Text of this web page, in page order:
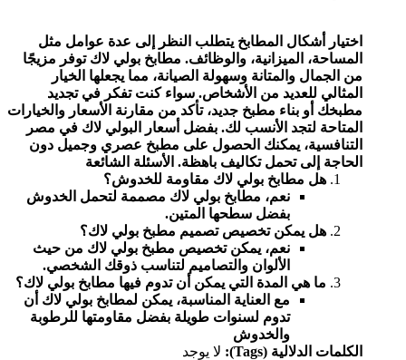
اختيار أشكال المطابخ يتطلب النظر إلى عدة عوامل مثل
المساحة، الميزانية، والوظائف. مطابخ بولي لاك توفر مزيجًا
من الجمال والمتانة وسهولة الصيانة، مما يجعلها الخيار
المثالي للعديد من الأشخاص. سواء كنت تفكر في تجديد
مطبخك أو بناء مطبخ جديد، تأكد من مقارنة الأسعار والخيارات
المتاحة لتجد الأنسب لك. بفضل أسعار البولي لاك في مصر
التنافسية، يمكنك الحصول على مطبخ عصري وجميل دون
الحاجة إلى تحمل تكاليف باهظة. الأسئلة الشائعة
هل مطابخ بولي لاك مقاومة للخدوش؟
نعم، مطابخ بولي لاك مصممة لتحمل الخدوش
بفضل سطحها المتين.
هل يمكن تخصيص تصميم مطبخ بولي لاك؟
نعم، يمكن تخصيص مطبخ بولي لاك من حيث
الألوان والتصاميم لتناسب ذوقك الشخصي.
ما هي المدة التي يمكن أن تدوم فيها مطابخ بولي لاك؟
مع العناية المناسبة، يمكن لمطابخ بولي لاك أن
تدوم لسنوات طويلة بفضل مقاومتها للرطوبة
والخدوش
الكلمات الدلالية (Tags):
لا يوجد